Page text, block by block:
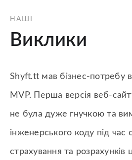
НАШІ
Виклики
Shyft.tt мав бізнес-потребу
MVP. Перша версія веб-
не була дуже гнучкою та
інженерського коду під час
страхування та розрахунків